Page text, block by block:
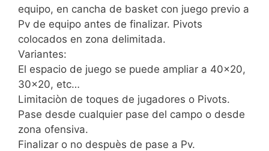
equipo, en cancha de basket con juego previo a
Pv de equipo antes de finalizar. Pivots
colocados en zona delimitada.
Variantes:
El espacio de juego se puede ampliar a 40×20,
30×20, etc…
Limitaciòn de toques de jugadores o Pivots.
Pase desde cualquier pase del campo o desde
zona ofensiva.
Finalizar o no despuès de pase a Pv.